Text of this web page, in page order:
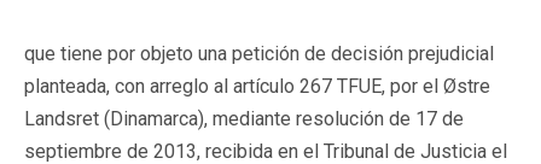
que tiene por objeto una petición de decisión prejudicial
planteada, con arreglo al artículo 267 TFUE, por el Østre
Landsret (Dinamarca), mediante resolución de 17 de
septiembre de 2013, recibida en el Tribunal de Justicia el